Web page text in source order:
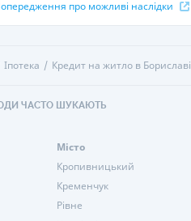
про можливі наслідки
Іпотека Кредит на житло в Бориславі
ЧАСТО ШУКАЮТЬ
Місто
Кропивницький
Кременчук
Рівне